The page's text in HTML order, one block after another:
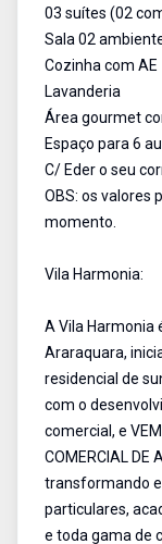
03 suítes (02
Sala 02
Cozinha com AE
Lavanderia
Área gourmet
Espaço para 6
C/ Eder o seu
OBS: os valores
momento.
Vila Harmonia:
A Vila Harmonia
Araraquara,
residencial de
com o
comercial, e VEM
COMERCIAL DE
transformando
particulares,
e toda gama de